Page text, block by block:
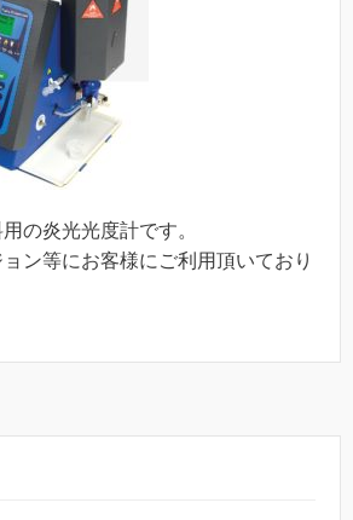
の炎光光度計です。
ン等にお客様にご利用頂いており